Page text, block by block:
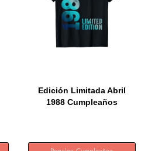
Edición Limitada Abril
1988 Cumpleaños